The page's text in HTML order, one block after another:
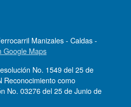
Manizales - Caldas -
Google Maps
No. 1549 del 25 de
Reconocimiento como
No. 03276 del 25 de Junio de